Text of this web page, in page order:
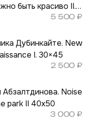
быть красиво II.
5 500₽
Дубинкайте. New
I. 30×45
2 500₽
Noise
park II 40х50
3 000₽